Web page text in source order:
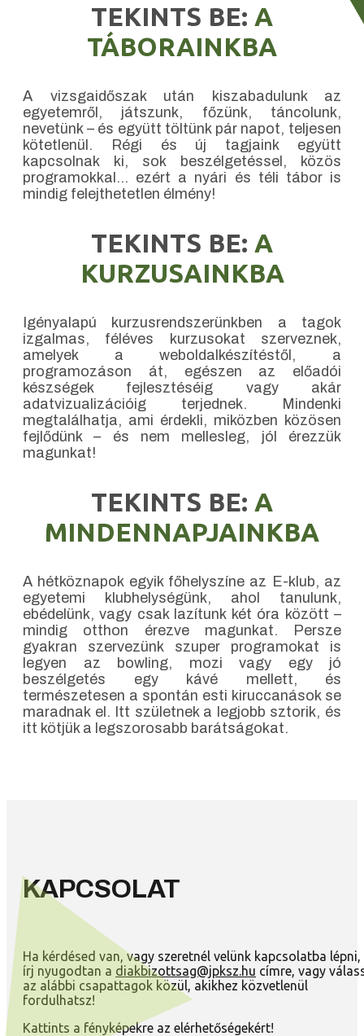
TEKINTS BE: A
TÁBORAINKBA
A vizsgaidőszak után kiszabadulunk az
egyetemről, játszunk, főzünk, táncolunk,
nevetünk – és együtt töltünk pár napot, teljesen
kötetlenül. Régi és új tagjaink együtt
kapcsolnak ki, sok beszélgetéssel, közös
programokkal… ezért a nyári és téli tábor is
mindig felejthetetlen élmény!
TEKINTS BE: A
KURZUSAINKBA
Igényalapú kurzusrendszerünkben a tagok
izgalmas, féléves kurzusokat szerveznek,
amelyek a weboldalkészítéstől, a
programozáson át, egészen az előadói
készségek fejlesztéséig vagy akár
adatvizualizációig terjednek. Mindenki
megtalálhatja, ami érdekli, miközben közösen
fejlődünk – és nem mellesleg, jól érezzük
magunkat!
TEKINTS BE: A
MINDENNAPJAINKBA
A hétköznapok egyik főhelyszíne az E-klub, az
egyetemi klubhelységünk, ahol tanulunk,
ebédelünk, vagy csak lazítunk két óra között –
mindig otthon érezve magunkat. Persze
gyakran szervezünk szuper programokat is
legyen az bowling, mozi vagy egy jó
beszélgetés egy kávé mellett, és
természetesen a spontán esti kiruccanások se
maradnak el. Itt születnek a legjobb sztorik, és
itt kötjük a legszorosabb barátságokat.
KAPCSOLAT
Ha kérdésed van, vagy szeretnél velünk kapcsolatba lépni,
írj nyugodtan a diakbizottsag@jpksz.hu címre, vagy
az alábbi csapattagok közül, akikhez közvetlenül
fordulhatsz!
Kattints a fényképekre az elérhetőségekért!
Gazdálkodási Felelős: